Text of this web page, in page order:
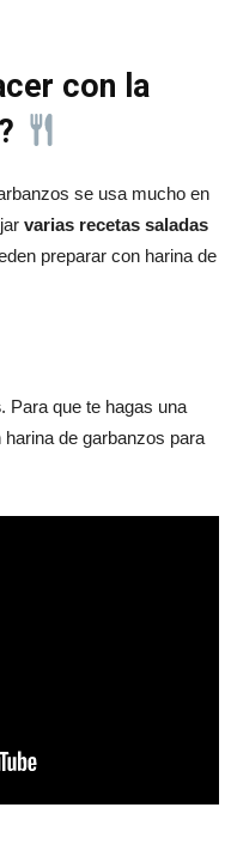
con la
se usa mucho en
varias recetas saladas
preparar con harina de
. Para que te hagas una
de garbanzos para